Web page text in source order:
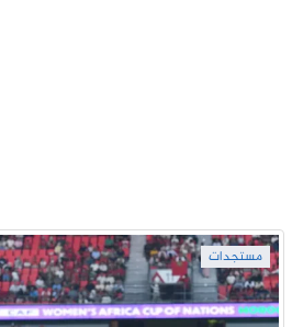
مستجدات